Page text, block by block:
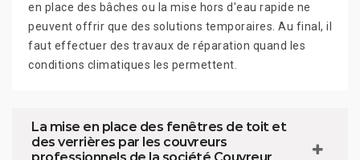
en place des bâches ou la mise hors d'eau rapide ne
peuvent offrir que des solutions temporaires. Au final, il
faut effectuer des travaux de réparation quand les
conditions climatiques les permettent.
La mise en place des fenêtres de toit et
des verrières par les couvreurs